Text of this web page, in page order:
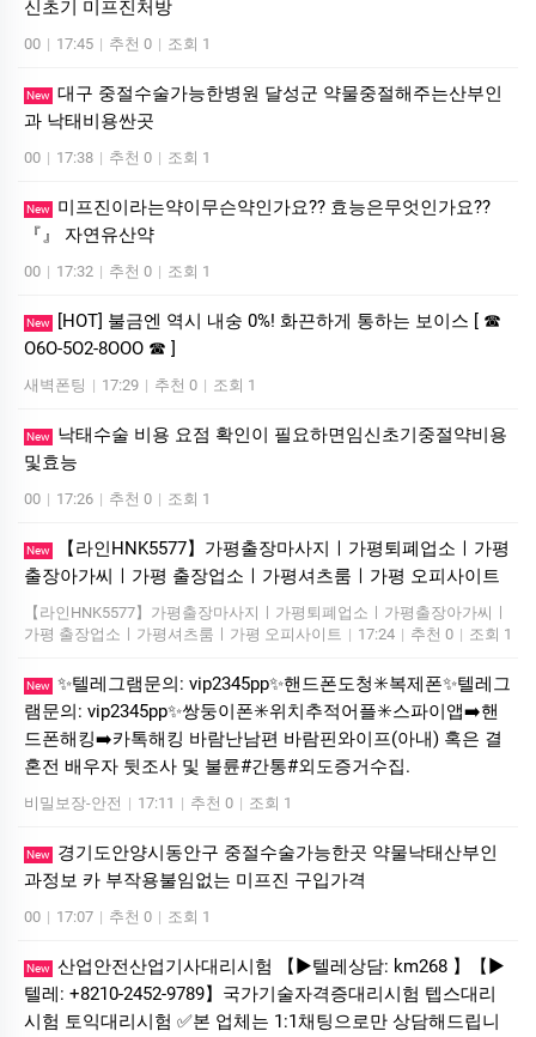
신초기 미­프진처방
00 | 17:45 | 추천 0 | 조회 1
New 대구 중절수술가능한병원 달성군 약물중절해주는산부인
과 낙­태비용싼곳
00 | 17:38 | 추천 0 | 조회 1
New
미프진이라는약이무슨약인가요?? 효능은무엇인가요??
『』 자연유산약
00 | 17:32 | 추천 0 | 조회 1
New
[HOT] 불금엔 역시 내숭 0%! 화끈하게 통하는 보이스 [ ☎
O6O-5O2-8OOO ☎ ]
새벽폰팅 | 17:29 | 추천 0 | 조회 1
New
낙태수술 비용 요점 확인이 필요하면임신초기중절약비용
및효능
00 | 17:26 | 추천 0 | 조회 1
New
【라인HNK5577】가평출장마사지ㅣ가평퇴폐업소ㅣ가평
출장아가씨ㅣ가평 출장업소ㅣ가평셔츠룸ㅣ가평 오피사이트
【라인HNK5577】가평출장마사지ㅣ가평퇴폐업소ㅣ가평출장아가씨ㅣ
가평 출장업소ㅣ가평셔츠룸ㅣ가평 오피사이트 | 17:24 | 추천 0 | 조회 1
New ✨텔레그램문의: vip2345pp✨핸드폰도청✳️복제폰✨텔레그
램문의: vip2345pp✨쌍둥이폰✳️위치추적어플✳️스파이앱➡️핸
드폰해킹➡️카톡해킹 바람난남편 바람핀와이프(아내) 혹은 결
혼전 배우자 뒷조사 및 불륜#간통#외도증거수집.
비밀보장-안전 | 17:11 | 추천 0 | 조회 1
New
경기도안양시동안구 중절수술가능한곳 약물낙태산부인
과정보 카 부작용불임없는 미프진 구입가격
00 | 17:07 | 추천 0 | 조회 1
New 산업안전산업기사대리시험 【▶텔레상담: km268 】【▶
텔레: +8210-2452-9789】국가기술자격증대리시험 텝스대리
시험 토익대리시험 ✅본 업체는 1:1채팅으로만 상담해드립니